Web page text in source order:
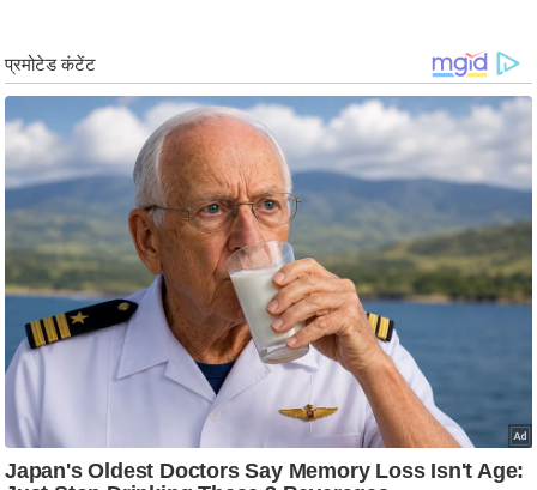
वु
ड
फि
ल्म
स
मी
क्षा
B
e
a
k
i
n